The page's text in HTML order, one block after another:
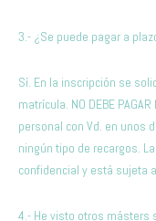
3.- ¿Se puede pagar a
Sí. En la inscripción se
matrícula. NO DEBE
personal con Vd. en unos
ningún tipo de recargos.
confidencial y está sujeta
4.- He visto otros másters